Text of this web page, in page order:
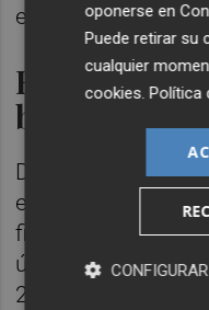
en las hipotecas
El total de
baja un 22,4%
De acuerdo con
estadístico, el
fincas rústicas y
últimas se
22,4% en mayo
oponerse en
Puede retirar su
cualquier
cookies.Política
CONFIGURAR